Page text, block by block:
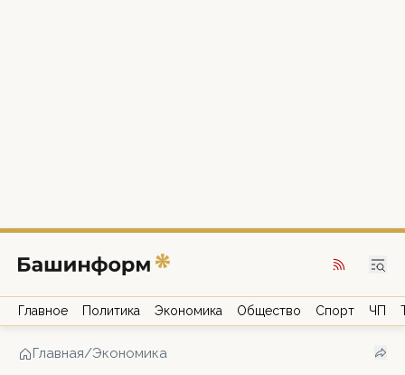
Главное Политика Экономика Общество Спорт ЧП
Главная/Экономика